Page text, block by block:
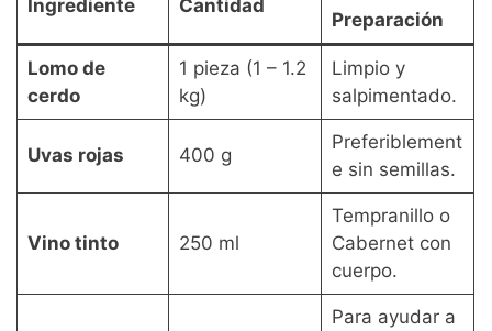
Ingrediente Cantidad
Preparación
Lomo de
cerdo
1 pieza (1 – 1.2
kg)
Limpio y
salpimentado.
Uvas rojas 400 g
Preferiblement
e sin semillas.
Vino tinto 250 ml
Tempranillo o
Cabernet con
cuerpo.
Para ayudar a